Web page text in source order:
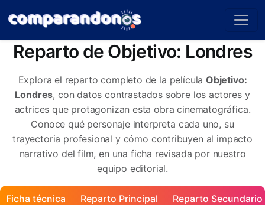
Reparto de Objetivo: Londres
Explora el reparto completo de la película Objetivo:
Londres, con datos contrastados sobre los actores y
actrices que protagonizan esta obra cinematográfica.
Conoce qué personaje interpreta cada uno, su
trayectoria profesional y cómo contribuyen al impacto
narrativo del film, en una ficha revisada por nuestro
equipo editorial.
Ficha técnica Reparto Principal Reparto Secundario